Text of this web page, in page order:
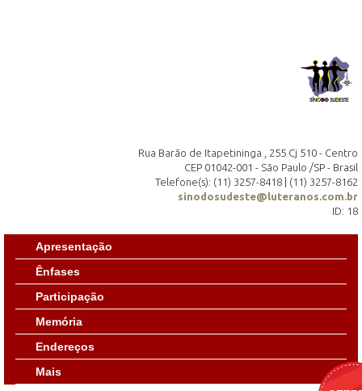
Rua Barão de Itapetininga , 255 Cj 510 - Centro
CEP 01042-001 - São Paulo /SP - Brasil
Telefone(s): (11) 3257-8418 | (11) 3257-8162
sinodosudeste@luteranos.com.br
ID: 18
Apresentação
Ênfases
Participação
Memória
Endereços
Mais